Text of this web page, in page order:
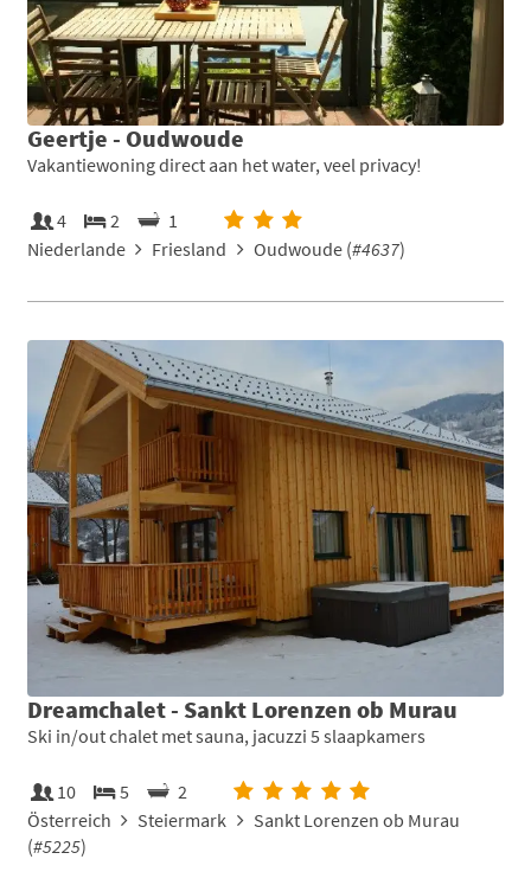
Geertje - Oudwoude
Vakantiewoning direct aan het water, veel privacy!
4 2
1
Niederlande
Friesland Oudwoude (#4637)
Dreamchalet - Sankt Lorenzen ob Murau
Ski in/out chalet met sauna, jacuzzi 5 slaapkamers
10 5
2
Österreich
Steiermark
Sankt Lorenzen ob Murau
(#5225)